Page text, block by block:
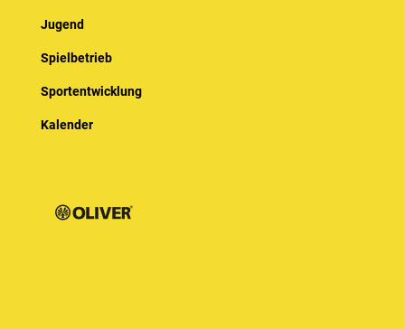
Jugend
Spielbetrieb
Sportentwicklung
Kalender